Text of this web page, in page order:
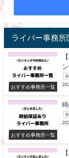
ライバー事務所
おすすめ事務所一覧
おすすめ事務所一覧